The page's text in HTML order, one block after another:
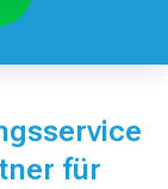
für